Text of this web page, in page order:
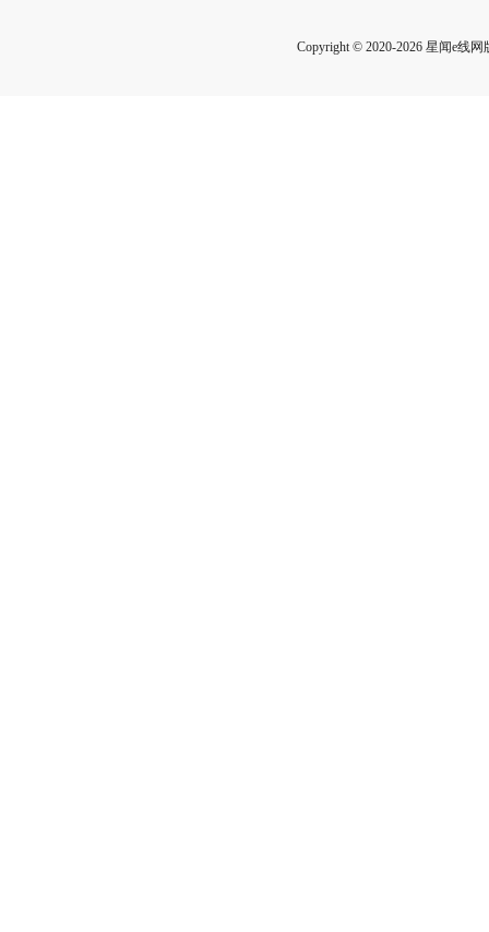
Copyright © 2020-2026 星闻e线